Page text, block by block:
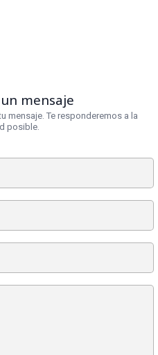
mensaje
mensaje. Te responderemos a la
posible.